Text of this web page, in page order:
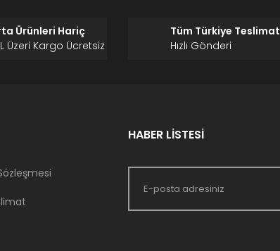
Ürünleri Hariç
Üzeri Kargo Ücretsiz
Tüm Türkiye Teslimat
Hızlı Gönderi
HABER LİSTESİ